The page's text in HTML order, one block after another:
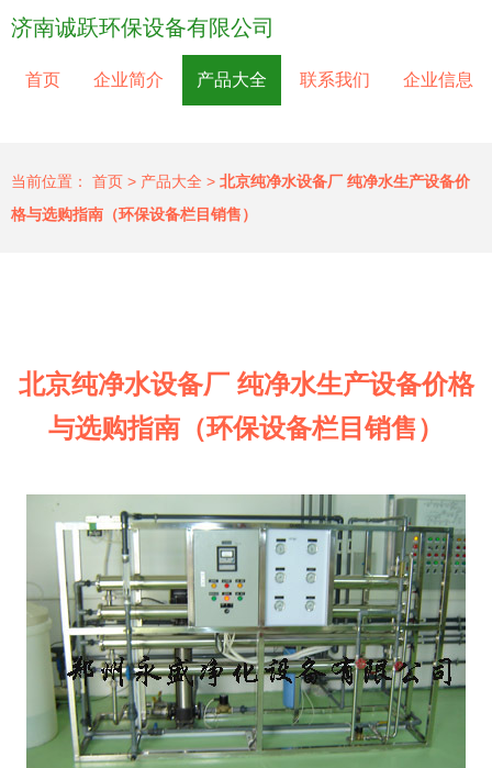
济南诚跃环保设备有限公司
首页 企业简介 产品大全 联系我们 企业信息
当前位置： 首页 > 产品大全 > 北京纯净水设备厂 纯净水生产设备价
格与选购指南（环保设备栏目销售）
北京纯净水设备厂 纯净水生产设备价格
与选购指南（环保设备栏目销售）